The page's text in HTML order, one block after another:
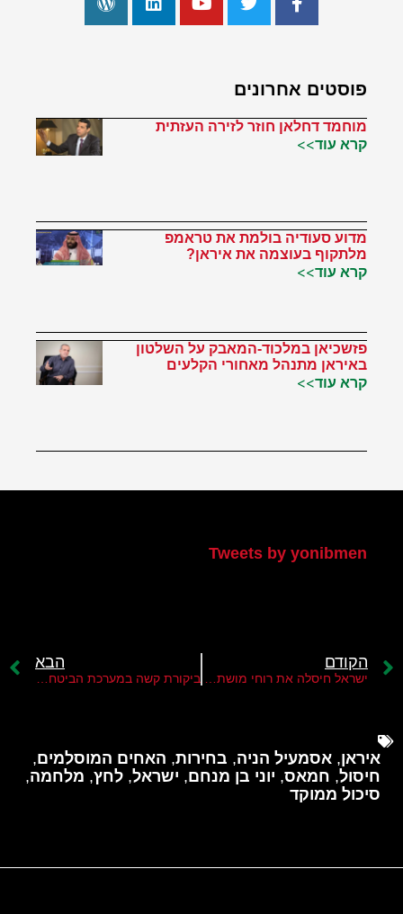
פוסטים אחרונים
מוחמד דחלאן חוזר לזירה העזתית
קרא עוד>>
מדוע סעודיה בולמת את טראמפ
מלתקוף בעוצמה את איראן?
קרא עוד>>
פזשכיאן במלכוד-המאבק על השלטון
באיראן מתנהל מאחורי הקלעים
קרא עוד>>
Tweets by yonibmen
הקודם
ישראל חיסלה את רוחי מושתהא יד ימינו של יחיא סינוואר
הבא
ביקורת קשה במערכת הביטחון על מצרים בגלל חלקה בהברחות אמצעי לחימה דרך "ציר פילדלפי"
איראן, אסמעיל הניה, בחירות, האחים המוסלמים,
חיסול, חמאס, יוני בן מנחם, ישראל, לחץ, מלחמה,
סיכול ממוקד